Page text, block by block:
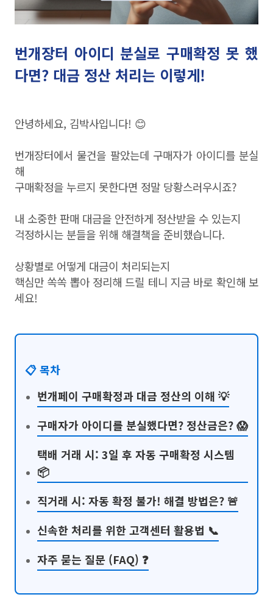
번개장터 아이디 분실로 구매확정 못 했
다면? 대금 정산 처리는 이렇게!
안녕하세요, 김박사입니다! 😊
번개장터에서 물건을 팔았는데 구매자가 아이디를 분실
해
구매확정을 누르지 못한다면 정말 당황스러우시죠?
내 소중한 판매 대금을 안전하게 정산받을 수 있는지
걱정하시는 분들을 위해 해결책을 준비했습니다.
상황별로 어떻게 대금이 처리되는지
핵심만 쏙쏙 뽑아 정리해 드릴 테니 지금 바로 확인해 보
세요!
📋 목차
번개페이 구매확정과 대금 정산의 이해 💡
구매자가 아이디를 분실했다면? 정산금은? 😱
택배 거래 시: 3일 후 자동 구매확정 시스템
📦
직거래 시: 자동 확정 불가! 해결 방법은? 🚨
신속한 처리를 위한 고객센터 활용법 📞
자주 묻는 질문 (FAQ) ❓